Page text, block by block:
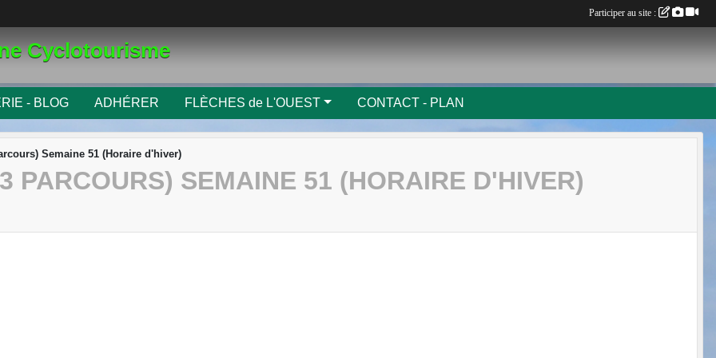
Cyclotourisme
- BLOG ADHÉRER FLÈCHES de L'OUEST CONTACT - PLAN
Semaine 51 (Horaire d'hiver)
PARCOURS) SEMAINE 51 (HORAIRE D'HIVER)
Participer au site :